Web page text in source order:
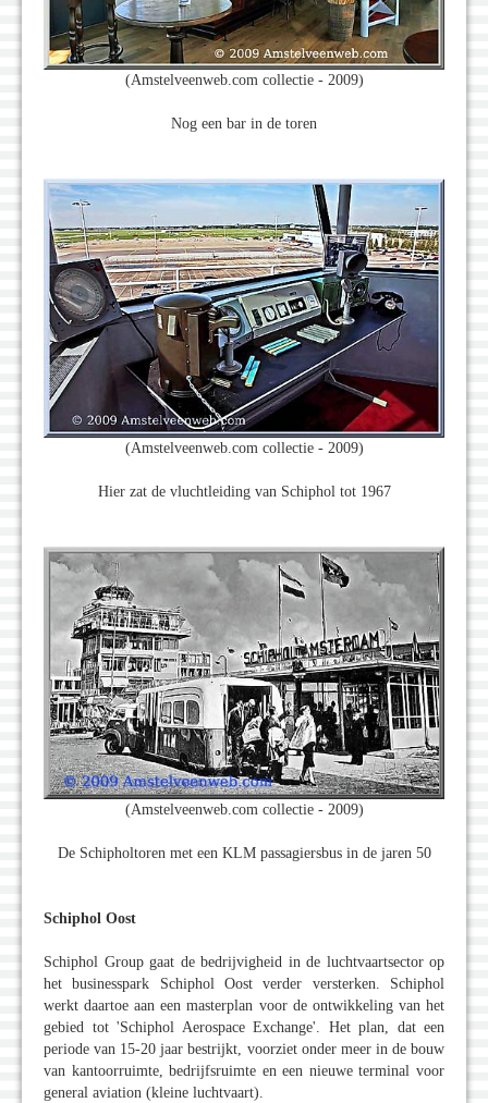
(Amstelveenweb.com collectie - 2009)
Nog een bar in de toren
(Amstelveenweb.com collectie - 2009)
Hier zat de vluchtleiding van Schiphol tot 1967
(Amstelveenweb.com collectie - 2009)
De Schipholtoren met een KLM passagiersbus in de jaren 50
Schiphol Oost
Schiphol Group gaat de bedrijvigheid in de luchtvaartsector op
het businesspark Schiphol Oost verder versterken. Schiphol
werkt daartoe aan een masterplan voor de ontwikkeling van het
gebied tot 'Schiphol Aerospace Exchange'. Het plan, dat een
periode van 15-20 jaar bestrijkt, voorziet onder meer in de bouw
van kantoorruimte, bedrijfsruimte en een nieuwe terminal voor
general aviation (kleine luchtvaart).